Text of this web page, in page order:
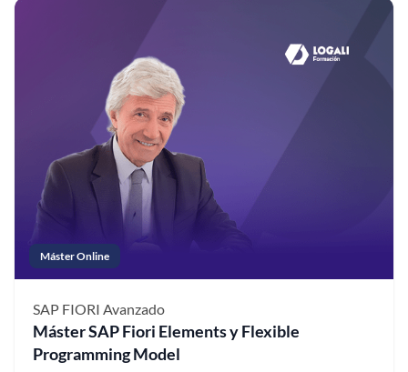
Máster Online
SAP FIORI Avanzado
Máster SAP Fiori Elements y Flexible
Programming Model